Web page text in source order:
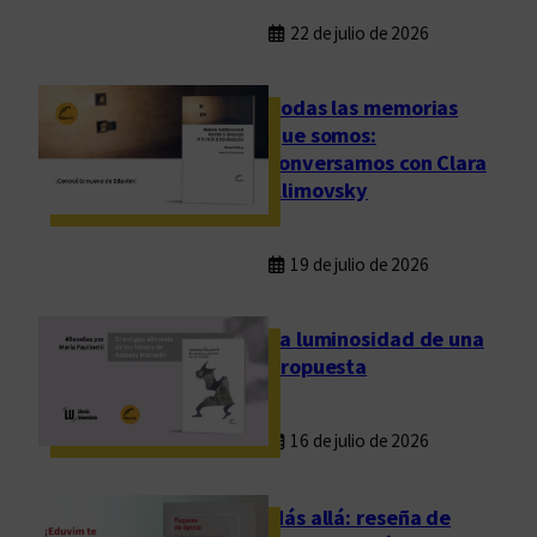
22 de julio de 2026
Todas las memorias
que somos:
conversamos con Clara
Klimovsky
19 de julio de 2026
La luminosidad de una
propuesta
16 de julio de 2026
Más allá: reseña de